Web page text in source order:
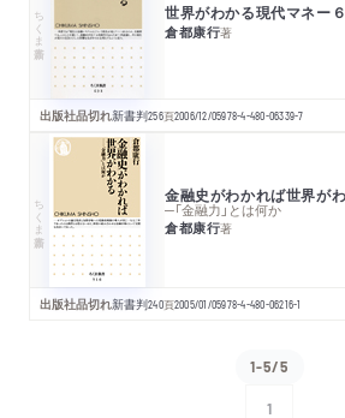
ちくま新書 世界がわかる現代マネー
倉都康行著
出版社品切れ新書判256頁2006/12/05978-4-480-06339-7
ちくま新書 金融史がわかれば世界が
─「金融力」とは何か
倉都康行著
出版社品切れ新書判240頁2005/01/05978-4-480-06216-1
1-5/5
1